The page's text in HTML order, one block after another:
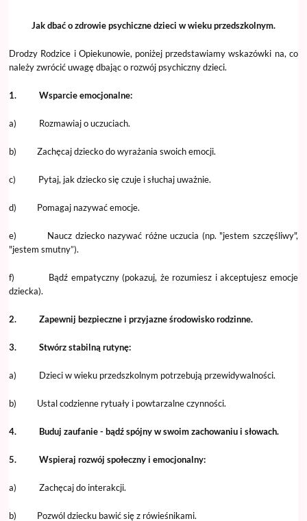
Jak dbać o zdrowie psychiczne dzieci w wieku przedszkolnym.
Drodzy Rodzice i Opiekunowie, poniżej przedstawiamy wskazówki na, co
należy zwrócić uwagę dbając o rozwój psychiczny dzieci.
1. Wsparcie emocjonalne:
a) Rozmawiaj o uczuciach.
b) Zachęcaj dziecko do wyrażania swoich emocji.
c) Pytaj, jak dziecko się czuje i słuchaj uważnie.
d) Pomagaj nazywać emocje.
e) Naucz dziecko nazywać różne uczucia (np. "jestem szczęśliwy",
"jestem smutny”).
f) Bądź empatyczny (pokazuj, że rozumiesz i akceptujesz emocje
dziecka).
2. Zapewnij bezpieczne i przyjazne środowisko rodzinne.
3. Stwórz stabilną rutynę:
a) Dzieci w wieku przedszkolnym potrzebują przewidywalności.
b) Ustal codzienne rytuały i powtarzalne czynności.
4. Buduj zaufanie - bądź spójny w swoim zachowaniu i słowach.
5. Wspieraj rozwój społeczny i emocjonalny:
a) Zachęcaj do interakcji.
b) Pozwól dziecku bawić się z rówieśnikami.